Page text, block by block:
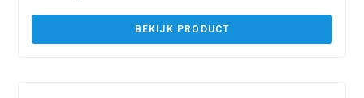
BEKIJK PRODUCT